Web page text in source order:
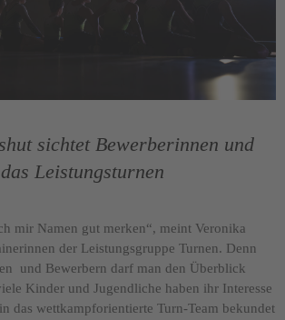
sichtet Bewerberinnen und
Leistungsturnen
mir Namen gut merken“, meint Veronika
der Leistungsgruppe Turnen. Denn
und Bewerbern darf man den Überblick
Kinder und Jugendliche haben ihr Interesse
das wettkampforientierte Turn-Team bekundet